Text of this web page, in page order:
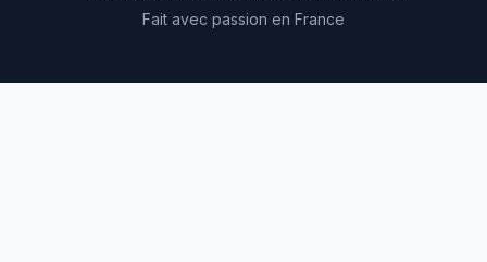
Fait avec passion en France